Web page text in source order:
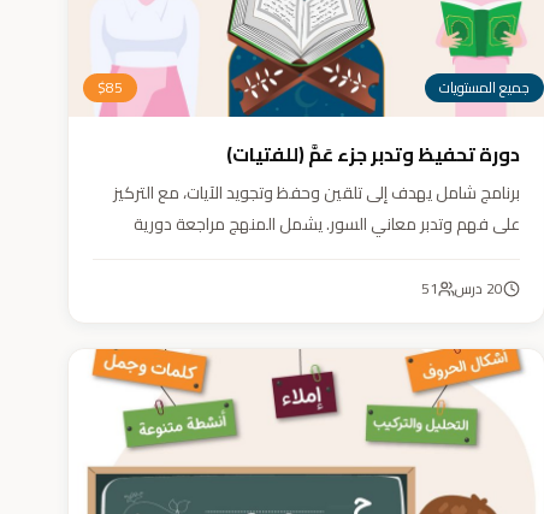
جميع المستويات $85
دورة تحفيظ وتدبر جزء عَمَّ (للفتيات)
برنامج شامل يهدف إلى تلقين وحفظ وتجويد الآيات، مع التركيز
على فهم وتدبر معاني السور. يشمل المنهج مراجعة دورية
أنشطة تفاعلية تدعم مهارات القراءة والفهم.
20 درس 51